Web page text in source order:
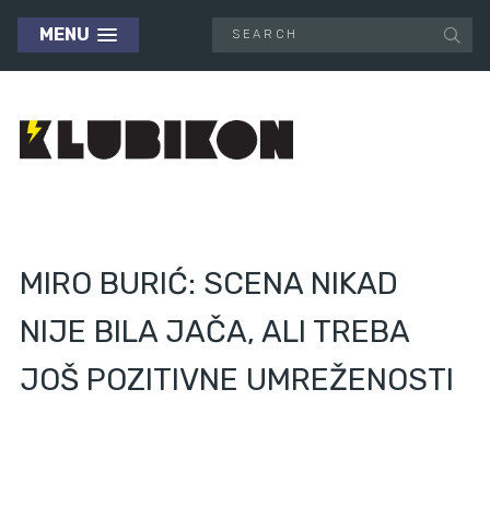
MENU
MIRO BURIĆ: SCENA NIKAD
NIJE BILA JAČA, ALI TREBA
JOŠ POZITIVNE UMREŽENOSTI